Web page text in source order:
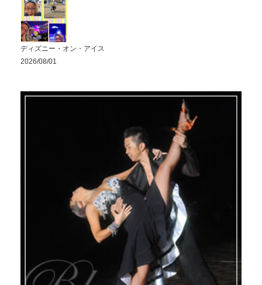
ディズニー・オン・アイス
2026/08/01